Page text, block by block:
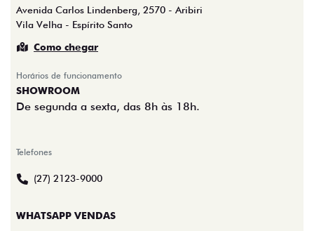
Avenida Carlos Lindenberg, 2570 - Aribiri
Vila Velha - Espírito Santo
Como chegar
Horários de funcionamento
SHOWROOM
De segunda a sexta, das 8h às 18h.
Telefones
(27) 2123-9000
WHATSAPP VENDAS